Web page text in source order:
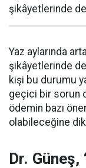
şikâyetlerinde de
Yaz aylarında
şikâyetlerinde
kişi bu durumu
geçici bir sorun
ödemin bazı
olabileceğine
Dr. Güneş,